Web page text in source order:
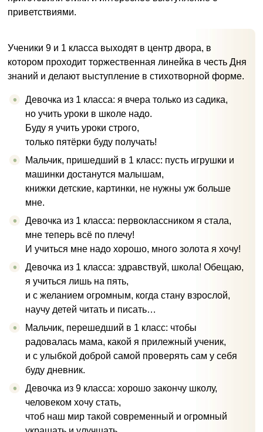
приветствиями.
Ученики 9 и 1 класса выходят в центр двора, в
котором проходит торжественная линейка в честь Дня
знаний и делают выступление в стихотворной форме.
Девочка из 1 класса: я вчера только из садика,
но учить уроки в школе надо.
Буду я учить уроки строго,
только пятёрки буду получать!
Мальчик, пришедший в 1 класс: пусть игрушки и
машинки достанутся малышам,
книжки детские, картинки, не нужны уж больше
мне.
Девочка из 1 класса: первоклассником я стала,
мне теперь всё по плечу!
И учиться мне надо хорошо, много золота я хочу!
Девочка из 1 класса: здравствуй, школа! Обещаю,
я учиться лишь на пять,
и с желанием огромным, когда стану взрослой,
научу детей читать и писать…
Мальчик, перешедший в 1 класс: чтобы
радовалась мама, какой я прилежный ученик,
и с улыбкой доброй самой проверять сам у себя
буду дневник.
Девочка из 9 класса: хорошо закончу школу,
человеком хочу стать,
чтоб наш мир такой современный и огромный